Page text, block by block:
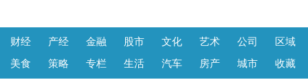
财经 产经 金融 股市 文化 艺术 公司
区域
美食
策略 专栏 生活 汽车 房产 城市 收藏